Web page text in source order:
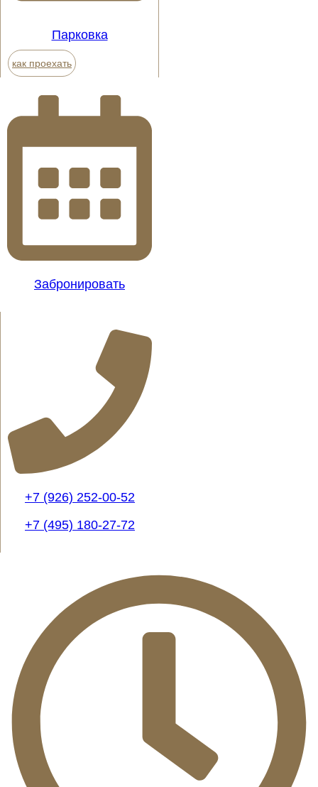
Парковка
как проехать
Забронировать
+7 (926) 252-00-52
+7 (495) 180-27-72